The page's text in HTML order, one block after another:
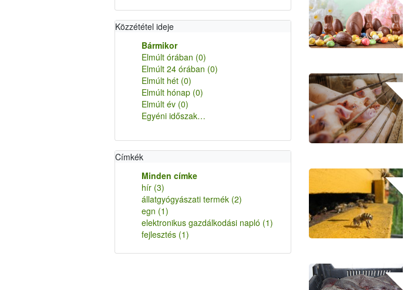
Közzététel ideje
Bármikor
Elmúlt órában (0)
Elmúlt 24 órában (0)
Elmúlt hét (0)
Elmúlt hónap (0)
Elmúlt év (0)
Egyéni időszak…
Címkék
Minden címke
hír (3)
állatgyógyászati termék (2)
egn (1)
elektronikus gazdálkodási napló (1)
fejlesztés (1)